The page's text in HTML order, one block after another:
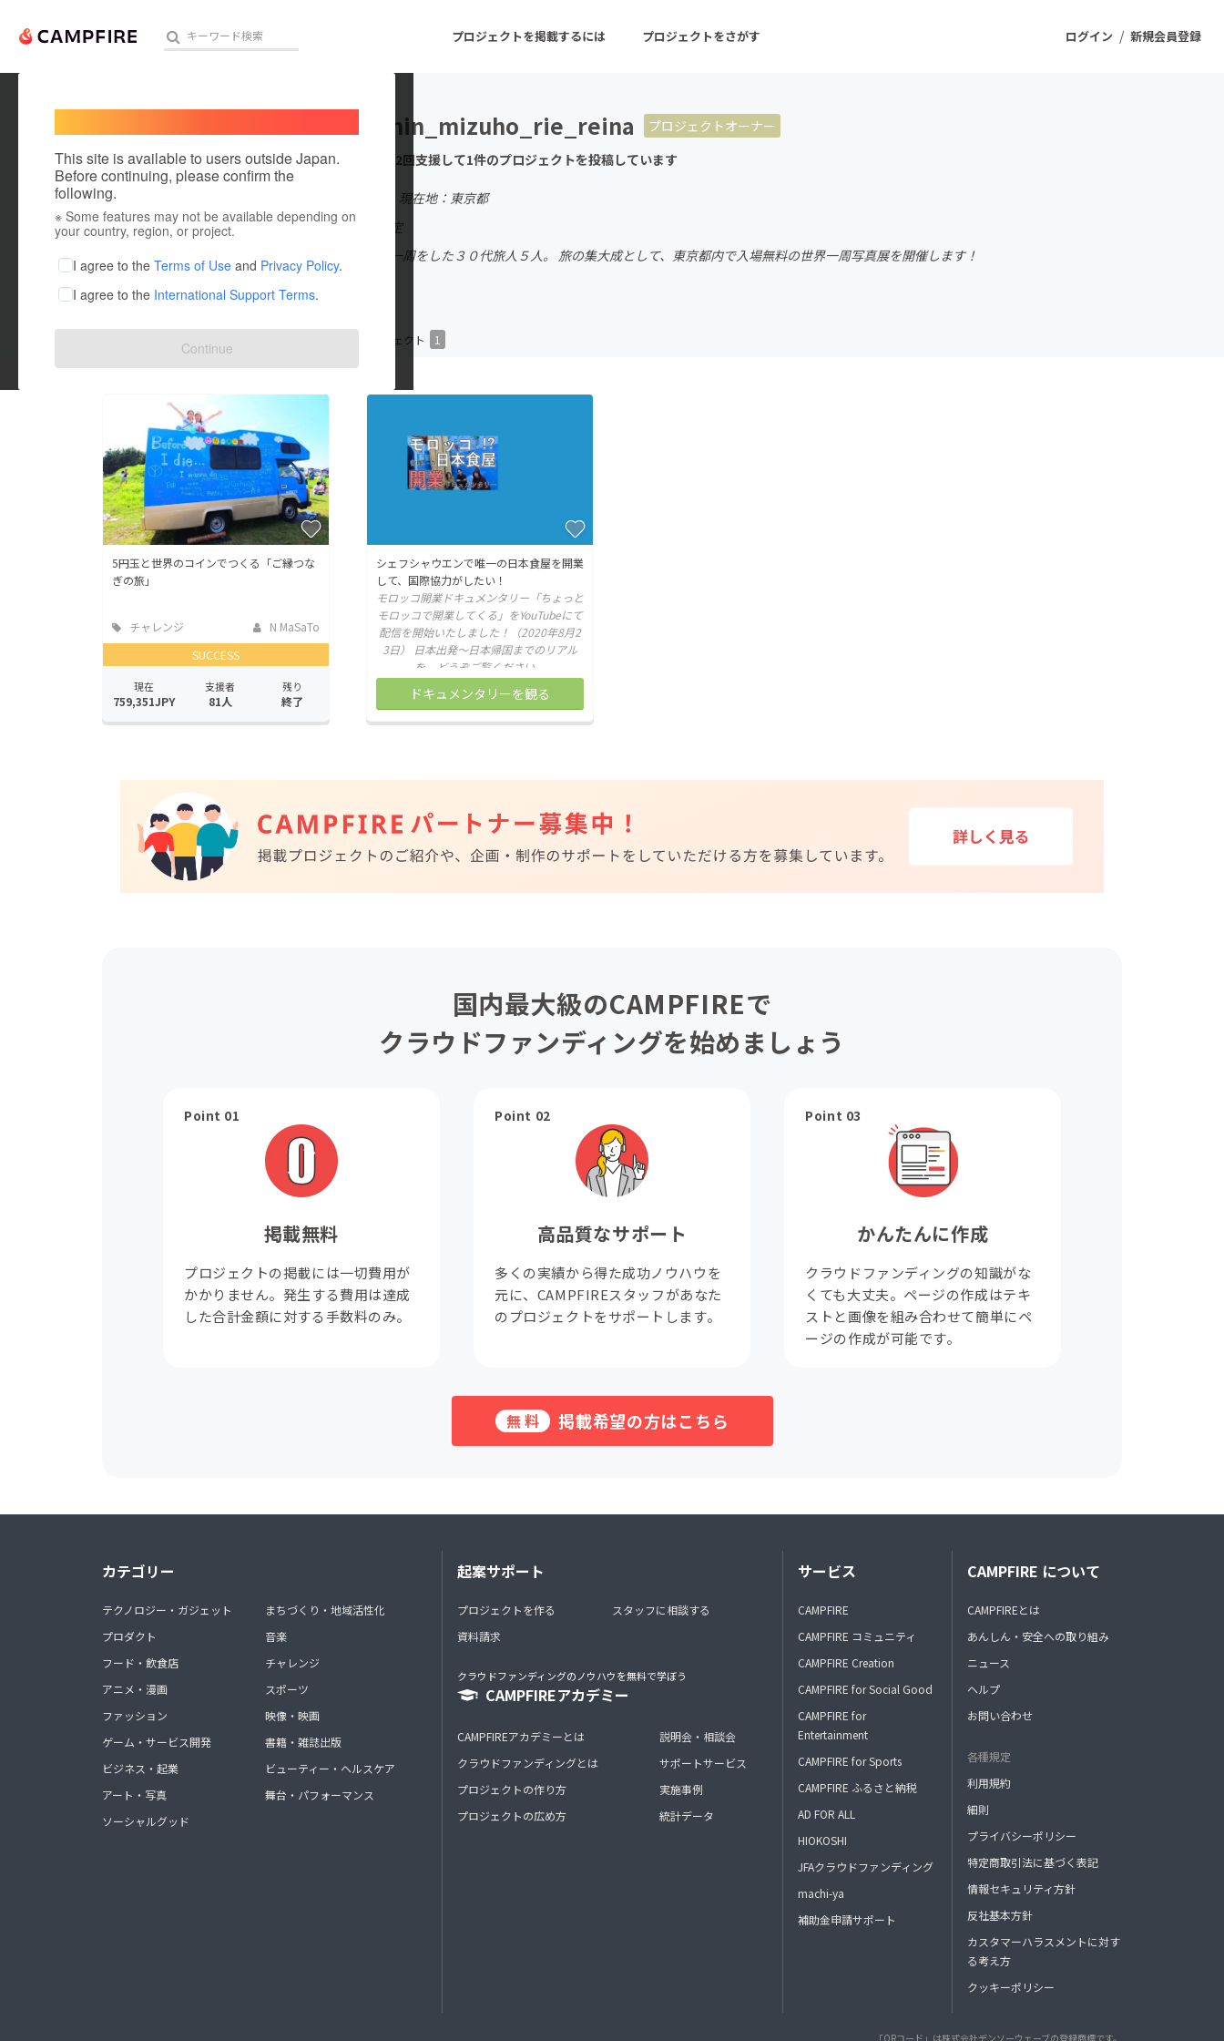
ログイン / 新規会員登録
プロジェクトを掲載するには プロジェクトをさがす
人気のプロジェクト 注目のリターン 注目の新着プロジェクト
アート・写真
テクノロジー・ガジェット
ゲーム・サービス開発 フード・飲食店
ファッション
映像・映画
ビジネス・起業
チャレンジ
まちづくり・地域活性化
CAMPFIRE for Social Good
CAMPFIREふるさと納税
This site is available to users outside Japan.
Before continuing, please confirm the
following.
※ Some features may not be available depending on
your country, region, or project.
I agree to the Terms of Use and Privacy Policy.
I agree to the International Support Terms.
Continue
shun_shin_mizuho_rie_reina
プロジェクトオーナー
これまでに2回支援して1件のプロジェクトを投稿しています
現在地：東京都
出身国：未設定
同時期に世界一周をした３０代旅人５人。 旅の集大成として、東京都内で入場無料の世界一周写真展を開催します！
プロジェクト 1
5円玉と世界のコインでつくる「ご縁つな
ぎの旅」
チャレンジ
N MaSaTo
SUCCESS
現在
759,351JPY
支援者
81人
残り
終了
シェフシャウエンで唯一の日本食屋を開業
して、国際協力がしたい！
モロッコ開業ドキュメンタリー「ちょっと
モロッコで開業してくる」をYouTubeにて
配信を開始いたしました！（2020年8月2
3日） 日本出発～日本帰国までのリアル
を、どうぞご覧ください。
ドキュメンタリーを観る
国内最大級のCAMPFIREで
クラウドファンディングを始めましょう
Point 01
掲載無料
プロジェクトの掲載には一切費用が
かかりません。発生する費用は達成
した合計金額に対する手数料のみ。
Point 02
高品質なサポート
多くの実績から得た成功ノウハウを
元に、CAMPFIREスタッフがあなた
のプロジェクトをサポートします。
Point 03
かんたんに作成
クラウドファンディングの知識がな
くても大丈夫。ページの作成はテキ
ストと画像を組み合わせて簡単にペ
ージの作成が可能です。
無料 掲載希望の方はこちら
カテゴリー
テクノロジー・ガジェット
プロダクト
フード・飲食店
アニメ・漫画
ファッション
ゲーム・サービス開発
ビジネス・起業
アート・写真
ソーシャルグッド
まちづくり・地域活性化
音楽
チャレンジ
スポーツ
映像・映画
書籍・雑誌出版
ビューティー・ヘルスケア
舞台・パフォーマンス
起案サポート
プロジェクトを作る
資料請求
スタッフに相談する
クラウドファンディングのノウハウを無料で学ぼう
CAMPFIREアカデミー
CAMPFIREアカデミーとは
クラウドファンディングとは
プロジェクトの作り方
プロジェクトの広め方
説明会・相談会
サポートサービス
実施事例
統計データ
サービス
CAMPFIRE
CAMPFIRE コミュニティ
CAMPFIRE Creation
CAMPFIRE for Social Good
CAMPFIRE for
Entertainment
CAMPFIRE for Sports
CAMPFIRE ふるさと納税
AD FOR ALL
HIOKOSHI
JFAクラウドファンディング
machi-ya
補助金申請サポート
CAMPFIRE について
CAMPFIREとは
あんしん・安全への取り組み
ニュース
ヘルプ
お問い合わせ
各種規定
利用規約
細則
プライバシーポリシー
特定商取引法に基づく表記
情報セキュリティ方針
反社基本方針
カスタマーハラスメントに対す
る考え方
クッキーポリシー
「QRコード」は株式会社デンソーウェーブの登録商標です。